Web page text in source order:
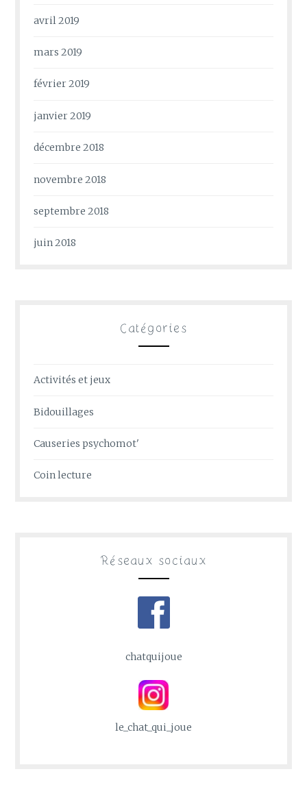
avril 2019
mars 2019
février 2019
janvier 2019
décembre 2018
novembre 2018
septembre 2018
juin 2018
Catégories
Activités et jeux
Bidouillages
Causeries psychomot'
Coin lecture
Réseaux sociaux
chatquijoue
le_chat_qui_joue